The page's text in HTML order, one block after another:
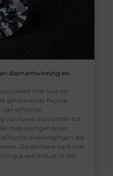
diamantwinning en -
met luxe en
glinsterende façade
ethische
van ruwe diamanten tot
toepassingen zoals
overwegingen die
De donkere kant van
is een industrie die